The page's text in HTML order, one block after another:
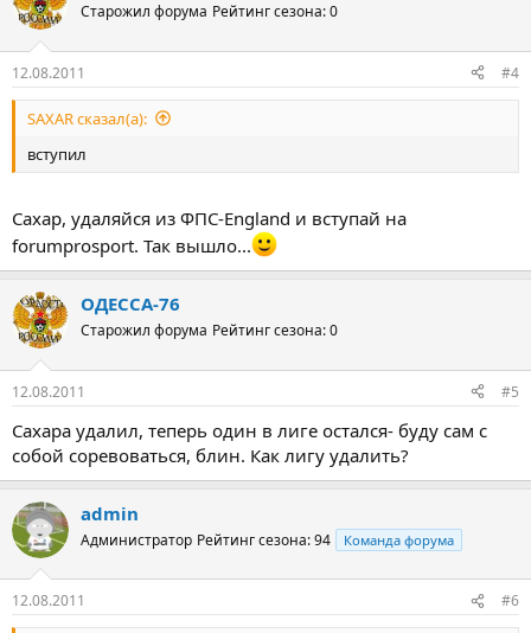
Старожил форума Рейтинг сезона: 0
12.08.2011 #4
SAXAR сказал(а):
вступил
Сахар, удаляйся из ФПС-England и вступай на
forumprosport. Так вышло...
ОДЕССА-76
Старожил форума Рейтинг сезона: 0
12.08.2011 #5
Сахара удалил, теперь один в лиге остался- буду сам с
собой соревоваться, блин. Как лигу удалить?
admin
Администратор Рейтинг сезона: 94 Команда форума
12.08.2011 #6